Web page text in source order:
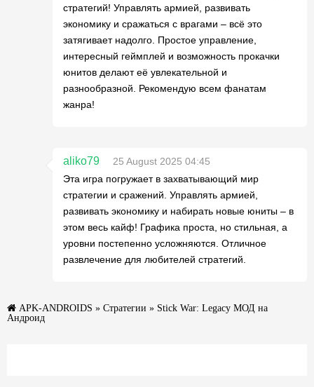
стратегий! Управлять армией, развивать
экономику и сражаться с врагами – всё это
затягивает надолго. Простое управление,
интересный геймплей и возможность прокачки
юнитов делают её увлекательной и
разнообразной. Рекомендую всем фанатам
жанра!
aliko79
25 August 2025 04:45
Эта игра погружает в захватывающий мир
стратегии и сражений. Управлять армией,
развивать экономику и набирать новые юниты – в
этом весь кайф! Графика проста, но стильная, а
уровни постепенно усложняются. Отличное
развлечение для любителей стратегий.
APK-ANDROIDS » Стратегии » Stick War: Legacy МОД на
Андроид